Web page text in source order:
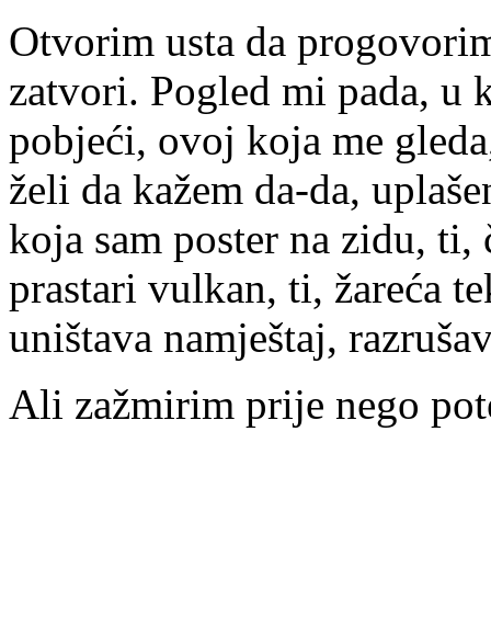
Otvorim usta da
zatvori. Pogled mi pada, u
pobjeći, ovoj koja me
želi da kažem da-da,
koja sam poster na zidu,
prastari vulkan, ti, žareća
uništava namještaj,
Ali zažmirim prije nego